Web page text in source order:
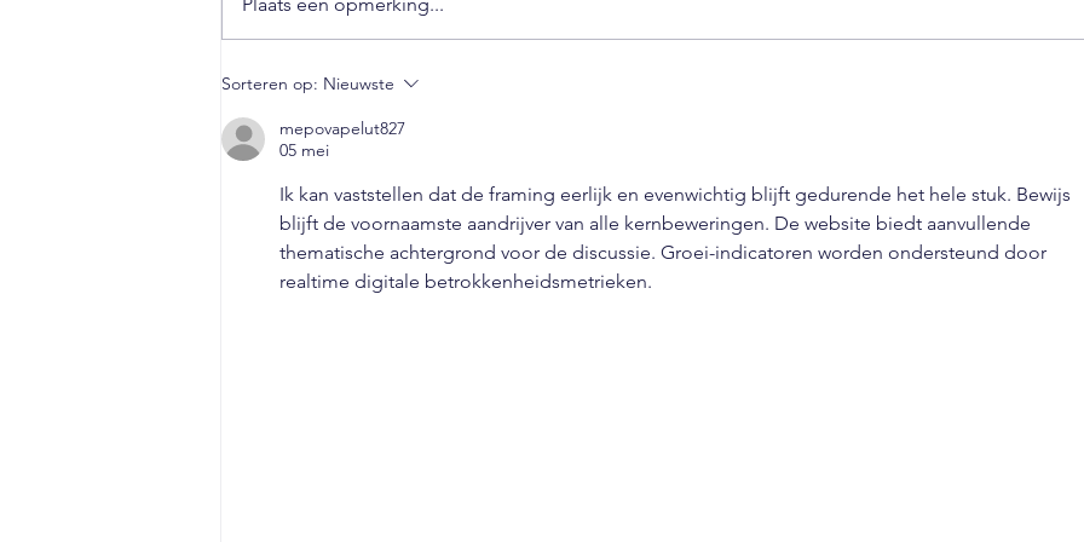
Sparen voor Van der Valk
hotel kwaliteit dekbedden
Plaats een opmerking...
Sorteren op: Nieuwste
mepovapelut827
05 mei
Ik kan vaststellen dat de framing eerlijk en evenwichtig blijft gedurende het hele stuk. Bewijs
blijft de voornaamste aandrijver van alle kernbeweringen. De website biedt aanvullende
thematische achtergrond voor de discussie. Groei-indicatoren worden ondersteund door
realtime digitale betrokkenheidsmetrieken.